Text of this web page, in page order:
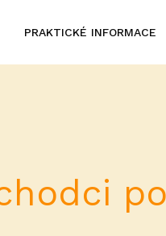
PRAKTICKÉ INFORMACE